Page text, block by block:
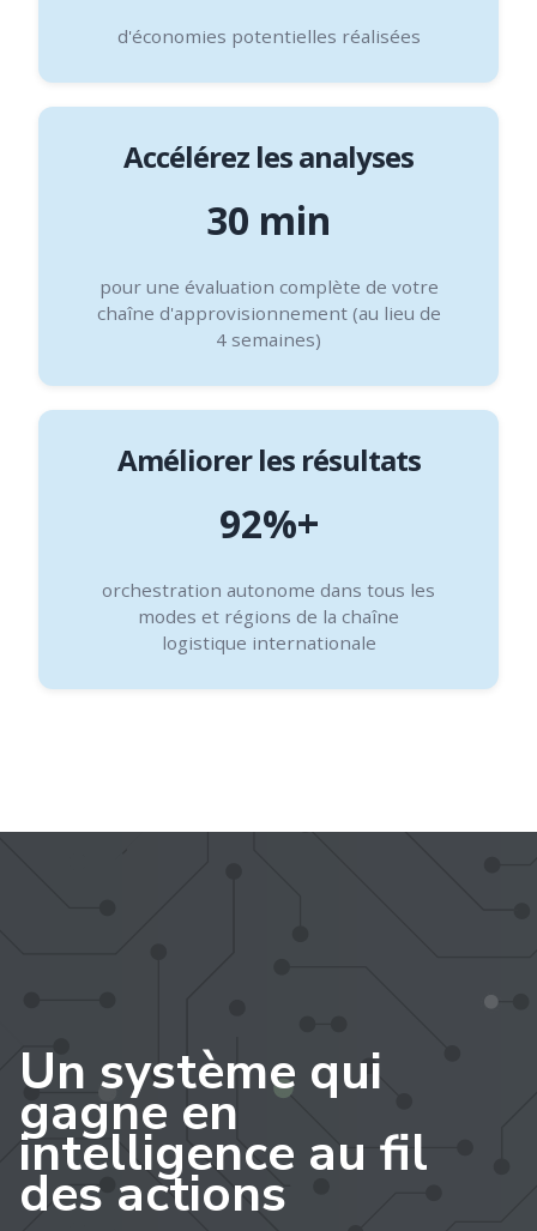
d'économies potentielles réalisées
Accélérez les analyses
30 min
pour une évaluation complète de votre
chaîne d'approvisionnement (au lieu de
4 semaines)
Améliorer les résultats
92%+
orchestration autonome dans tous les
modes et régions de la chaîne
logistique internationale
Un système qui
gagne en
intelligence au fil
des actions